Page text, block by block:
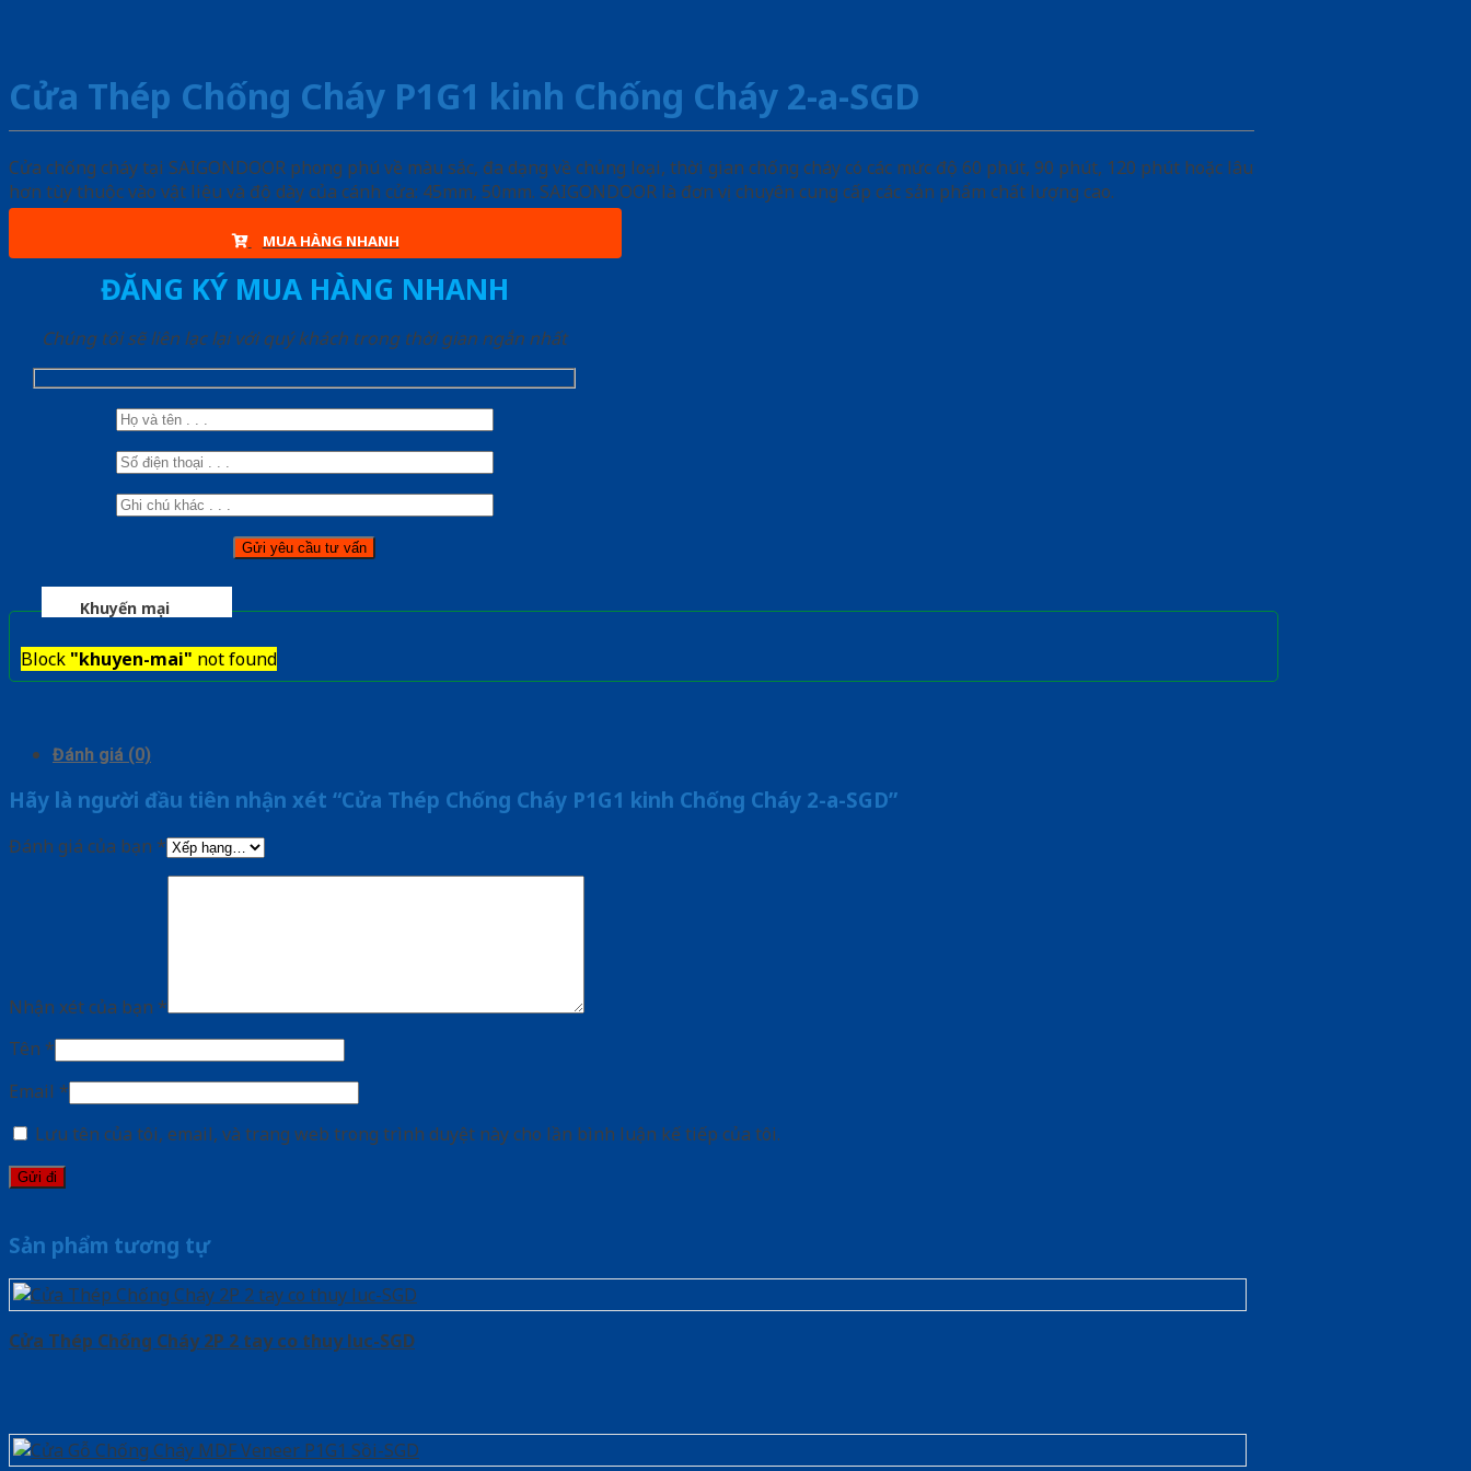
Cửa Thép Chống Cháy P1G1 kinh Chống Cháy 2-a-SGD
Cửa chống cháy tại SAIGONDOOR phong phú về màu sắc, đa dạng về chủng loại, thời gian chống cháy có các mức độ 60 phút, 90 phút, 120 phút hoặc lâu
hơn tùy thuộc vào vật liệu và độ dày của cánh cửa: 45mm, 50mm. SAIGONDOOR là đơn vị chuyên cung cấp các sản phẩm chất lượng cao.
MUA HÀNG NHANH
ĐĂNG KÝ MUA HÀNG NHANH
Chúng tôi sẽ liên lạc lại với quý khách trong thời gian ngắn nhất
Khuyến mại
Block "khuyen-mai" not found
Đánh giá (0)
Hãy là người đầu tiên nhận xét “Cửa Thép Chống Cháy P1G1 kinh Chống Cháy 2-a-SGD”
Đánh giá của bạn *
Nhận xét của bạn *
Tên *
Email *
Lưu tên của tôi, email, và trang web trong trình duyệt này cho lần bình luận kế tiếp của tôi.
Sản phẩm tương tự
Cửa Thép Chống Cháy 2P 2 tay co thuy luc-SGD